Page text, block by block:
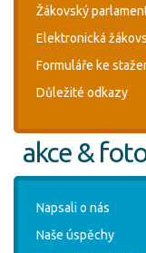
Žákovský
Elektronická
Formuláře ke
Důležité odkazy
akce &
Napsali o nás
Naše úspěchy